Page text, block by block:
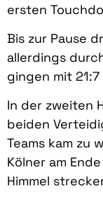
ersten
Bis zur Pause
allerdings
gingen mit
In der zweiten
beiden
Teams kam zu
Kölner am
Himmel